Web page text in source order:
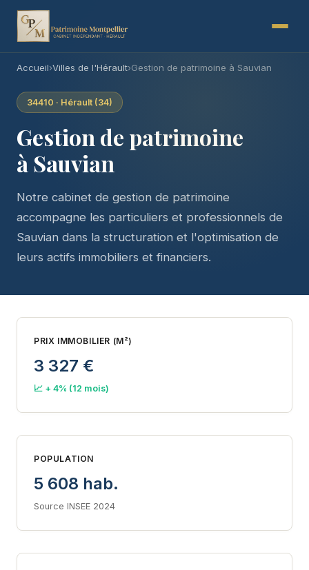
Accueil›Villes de l'Hérault›Gestion de patrimoine à Sauvian
34410 · Hérault (34)
Gestion de patrimoine
à Sauvian
Notre cabinet de gestion de patrimoine
accompagne les particuliers et professionnels de
Sauvian dans la structuration et l'optimisation de
leurs actifs immobiliers et financiers.
PRIX IMMOBILIER (M²)
3 327 €
📈 + 4% (12 mois)
POPULATION
5 608 hab.
Source INSEE 2024